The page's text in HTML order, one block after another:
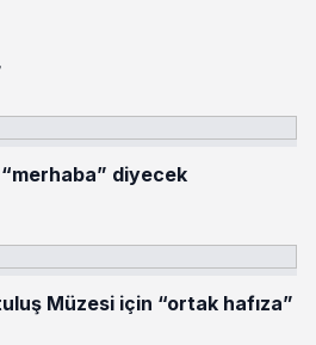
diyecek
Müzesi için “ortak hafıza”